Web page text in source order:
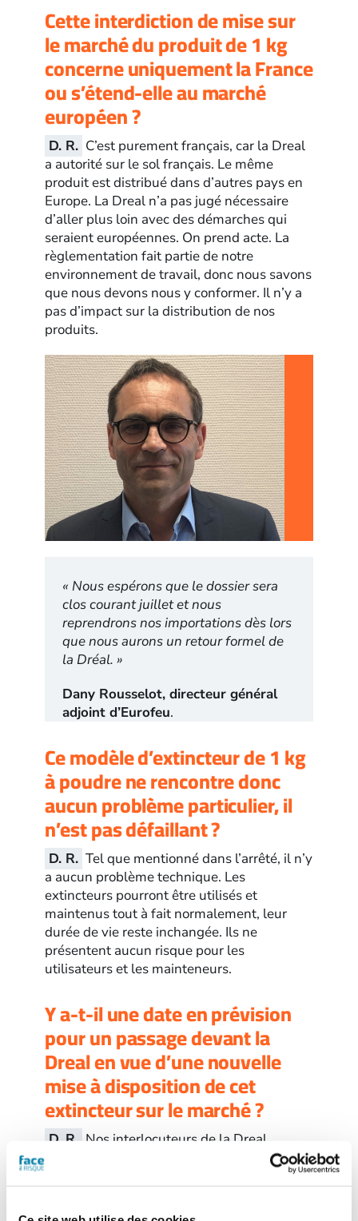
Cette interdiction de mise sur
le marché du produit de 1 kg
concerne uniquement la France
ou s’étend-elle au marché
européen ?
D. R. C’est purement français, car la Dreal
a autorité sur le sol français. Le même
produit est distribué dans d’autres pays en
Europe. La Dreal n’a pas jugé nécessaire
d’aller plus loin avec des démarches qui
seraient européennes. On prend acte. La
règlementation fait partie de notre
environnement de travail, donc nous savons
que nous devons nous y conformer. Il n’y a
pas d’impact sur la distribution de nos
produits.
« Nous espérons que le dossier sera
clos courant juillet et nous
reprendrons nos importations dès lors
que nous aurons un retour formel de
la Dréal. »
Dany Rousselot, directeur général
adjoint d’Eurofeu.
Ce modèle d’extincteur de 1 kg
à poudre ne rencontre donc
aucun problème particulier, il
n’est pas défaillant ?
D. R. Tel que mentionné dans l’arrêté, il n’y
a aucun problème technique. Les
extincteurs pourront être utilisés et
maintenus tout à fait normalement, leur
durée de vie reste inchangée. Ils ne
présentent aucun risque pour les
utilisateurs et les mainteneurs.
Y a-t-il une date en prévision
pour un passage devant la
Dreal en vue d’une nouvelle
mise à disposition de cet
extincteur sur le marché ?
D. R. Nos interlocuteurs de la Dreal
disposent d’ores et déjà des différents
éléments qui devraient permettre la levée
Nous espérons que le dossier sera clos